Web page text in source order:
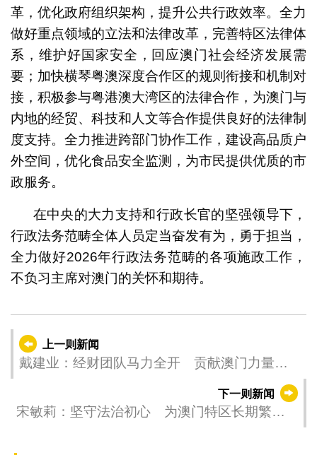
革，优化政府组织架构，提升公共行政效率。全力
做好重点领域的立法和法律改革，完善特区法律体
系，维护好国家安全，回应澳门社会经济发展需
要；加快横琴粤澳深度合作区的规则衔接和机制对
接，积极参与粤港澳大湾区的法律合作，为澳门与
内地的经贸、科技和人文等合作提供良好的法律制
度支持。全力推进跨部门协作工作，建设高品质户
外空间，优化食品安全监测，为市民提供优质的市
政服务。
在中央的大力支持和行政长官的坚强领导下，
行政法务范畴全体人员定当奋发有为，勇于担当，
全力做好2026年行政法务范畴的各项施政工作，
不负习主席对澳门的关怀和期待。
上一则新闻
戴建业：经财团队马力全开 贡献澳门力量
下一则新闻
宋敏莉：坚守法治初心 为澳门特区长期繁荣